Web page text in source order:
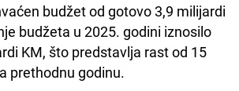
budžet od gotovo 3,9 milijardi
budžeta u 2025. godini iznosilo
KM, što predstavlja rast od 15
prethodnu godinu.